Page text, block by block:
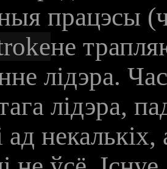
працэсы
не
лідэра.
лідэра,
ад